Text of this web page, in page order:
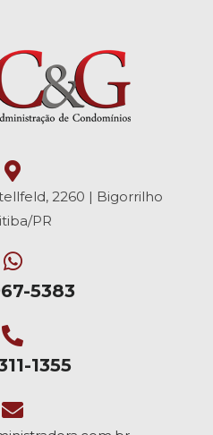
2260 | Bigorrilho
PR
5383
1355